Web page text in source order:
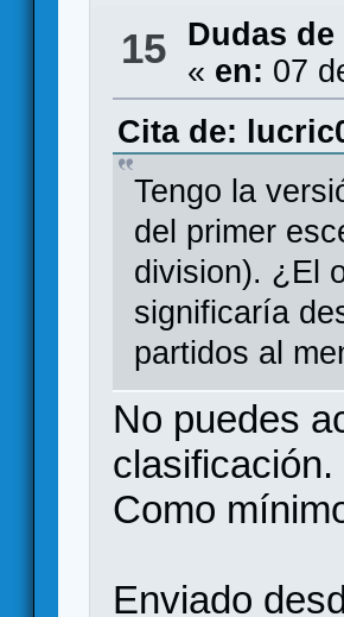
15 Dudas de
« en: 07
Cita de:
Tengo la
del primer
division). ¿El
significaría
partidos al
No puedes
clasificación.
Como
Enviado